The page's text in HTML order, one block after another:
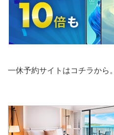
一休予約サイトはコチラから。